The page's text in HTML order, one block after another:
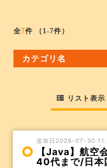
全7件 （1-7件）
カテゴリ名
リスト表示
追加日2026-07-30
【Java】航空
40代まで/日本